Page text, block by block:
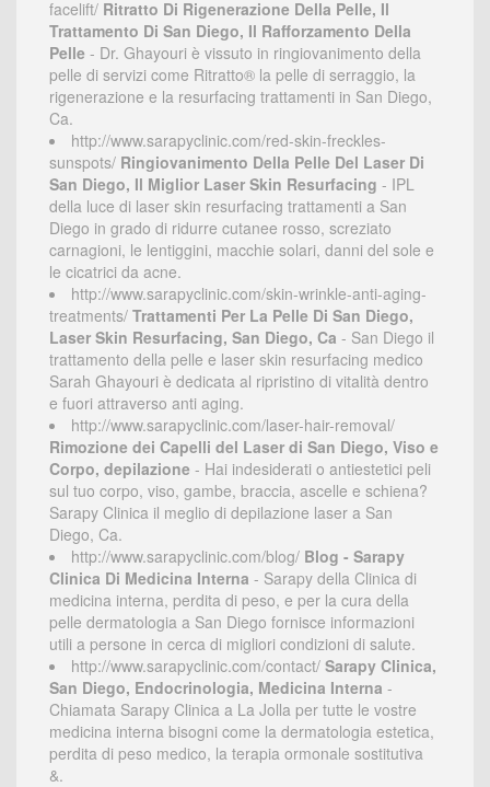
facelift/ Ritratto Di Rigenerazione Della Pelle, Il
Trattamento Di San Diego, Il Rafforzamento Della
Pelle - Dr. Ghayouri è vissuto in ringiovanimento della
pelle di servizi come Ritratto® la pelle di serraggio, la
rigenerazione e la resurfacing trattamenti in San Diego,
Ca.
http://www.sarapyclinic.com/red-skin-freckles-
sunspots/ Ringiovanimento Della Pelle Del Laser Di
San Diego, Il Miglior Laser Skin Resurfacing - IPL
della luce di laser skin resurfacing trattamenti a San
Diego in grado di ridurre cutanee rosso, screziato
carnagioni, le lentiggini, macchie solari, danni del sole e
le cicatrici da acne.
http://www.sarapyclinic.com/skin-wrinkle-anti-aging-
treatments/ Trattamenti Per La Pelle Di San Diego,
Laser Skin Resurfacing, San Diego, Ca - San Diego il
trattamento della pelle e laser skin resurfacing medico
Sarah Ghayouri è dedicata al ripristino di vitalità dentro
e fuori attraverso anti aging.
http://www.sarapyclinic.com/laser-hair-removal/
Rimozione dei Capelli del Laser di San Diego, Viso e
Corpo, depilazione - Hai indesiderati o antiestetici peli
sul tuo corpo, viso, gambe, braccia, ascelle e schiena?
Sarapy Clinica il meglio di depilazione laser a San
Diego, Ca.
http://www.sarapyclinic.com/blog/ Blog - Sarapy
Clinica Di Medicina Interna - Sarapy della Clinica di
medicina interna, perdita di peso, e per la cura della
pelle dermatologia a San Diego fornisce informazioni
utili a persone in cerca di migliori condizioni di salute.
http://www.sarapyclinic.com/contact/ Sarapy Clinica,
San Diego, Endocrinologia, Medicina Interna -
Chiamata Sarapy Clinica a La Jolla per tutte le vostre
medicina interna bisogni come la dermatologia estetica,
perdita di peso medico, la terapia ormonale sostitutiva
&.